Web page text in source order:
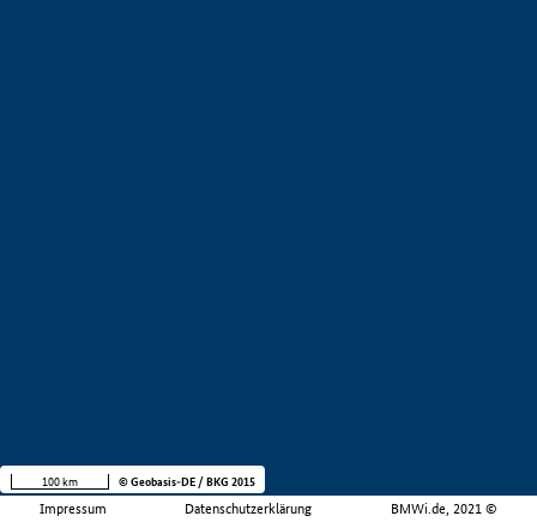
Impressum Datenschutzerklärung BMWi.de, 2021 ©
100 km © Geobasis-DE / BKG 2015